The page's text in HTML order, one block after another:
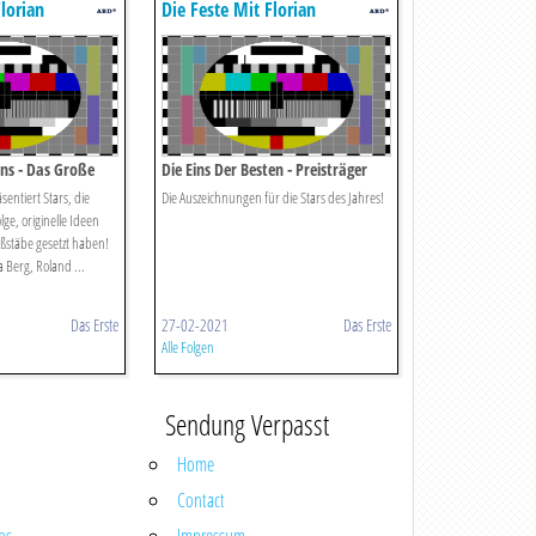
- Das Große
Stars, die
originelle Ideen
gesetzt haben!
Roland ...
Das Erste
Die Feste Mit Florian
Silbereisen
Die Eins Der Besten - Preisträger
2021
Die Auszeichnungen für die Stars des Jahres!
27-02-2021 Das Erste
Alle Folgen
Sendung Verpasst
Home
Contact